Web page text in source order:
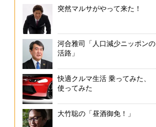
突然マルサがやって来た！
河合雅司「人口減少ニッポンの
活路」
快適クルマ生活 乗ってみた、
使ってみた
大竹聡の「昼酒御免！」